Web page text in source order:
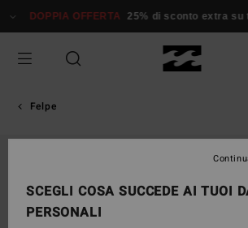
alle
prodotto
DOPPIA OFFERTA 25% di sconto extra su
Felpe
SCEGLI COSA SUCCEDE AI TUOI
PERSONALI